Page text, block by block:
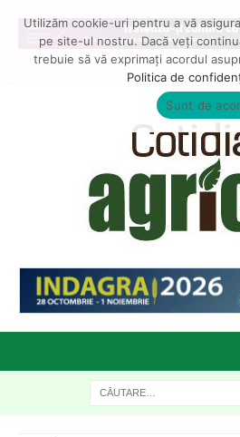
Utilizăm cookie-uri pentru a vă
pe site-ul nostru. Dacă veți
trebuie să vă exprimați acordul
Politica de
Sunt de